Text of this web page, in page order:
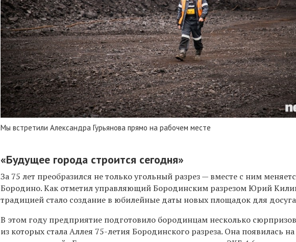
Мы встретили Александра Гурьянова прямо на рабочем месте
«Будущее города строится сегодня»
За 75 лет преобразился не только угольный разрез — вместе с ним
Бородино. Как отметил управляющий Бородинским разрезом Юрий
традицией стало создание в юбилейные даты новых площадок для
В этом году предприятие подготовило бородинцам несколько
из которых стала Аллея 75-летия Бородинского разреза. Она появилась